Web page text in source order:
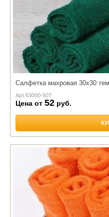
Салфетка махровая 30х30
Арт.63000-507
Цена от 52 руб.